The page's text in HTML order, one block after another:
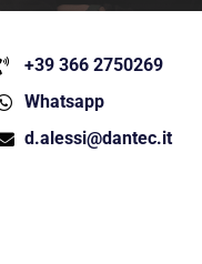
+39 366 2750269
Whatsapp
d.alessi@dantec.it